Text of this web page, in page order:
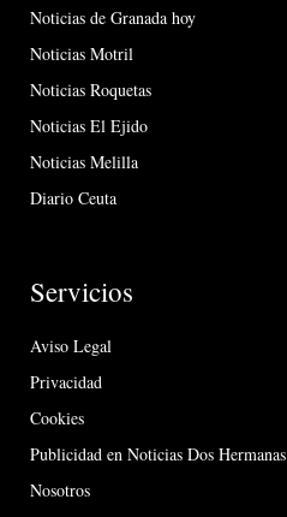
Noticias de Granada hoy
Noticias Motril
Noticias Roquetas
Noticias El Ejido
Noticias Melilla
Diario Ceuta
Servicios
Aviso Legal
Privacidad
Cookies
Publicidad en Noticias Dos Hermanas
Nosotros